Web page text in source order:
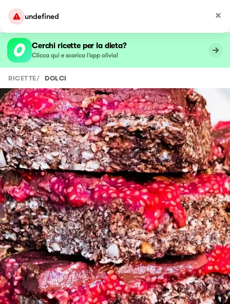
undefined
Cerchi ricette per la dieta?
Clicca qui e scarica l’app olivia!
RICETTE/ DOLCI